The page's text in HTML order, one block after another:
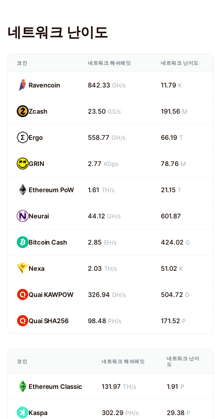
네트워크 난이도
코인 네트워크 해쉬레잇 네트워크 난이도
Ravencoin 842.33 GH/s 11.79 K
Zcash 23.50 GS/s 191.56 M
Ergo 558.77 GH/s 66.19 T
GRIN 2.77 KGps 78.76 M
Ethereum PoW 1.61 TH/s 21.15 T
Neurai 44.12 GH/s 601.87
Bitcoin Cash 2.85 EH/s 424.02 G
Nexa 2.03 TH/s 51.02 K
Quai KAWPOW 326.94 GH/s 504.72 G
Quai SHA256 98.48 PH/s 171.52 P
코인 네트워크 해쉬레잇
네트워크 난이
도
Ethereum Classic 131.97 TH/s 1.91 P
Kaspa 302.29 PH/s 29.38 P